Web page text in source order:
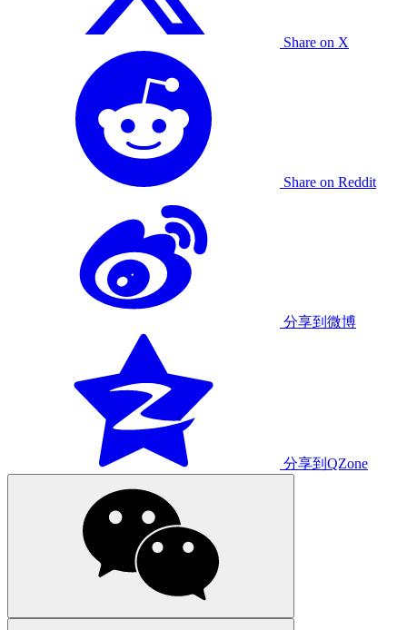
Share on X
Share on Reddit
分享到微博
分享到QZone